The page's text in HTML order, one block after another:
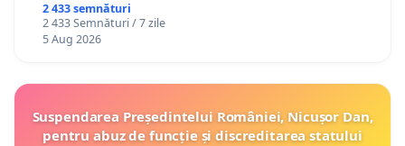
2 433 semnături
2 433 Semnături / 7 zile
5 Aug 2026
Suspendarea Președintelui României, Nicușor Dan,
pentru abuz de funcție și discreditarea statului